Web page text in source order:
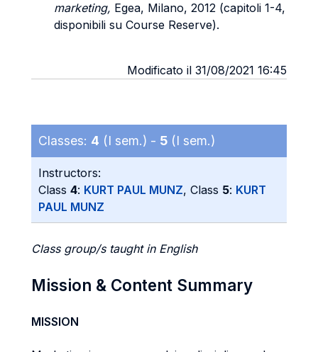
marketing, Egea, Milano, 2012 (capitoli 1-4,
disponibili su Course Reserve).
Modificato il 31/08/2021 16:45
Classes: 4 (I sem.) - 5 (I sem.)
Instructors:
Class 4: KURT PAUL MUNZ, Class 5: KURT
PAUL MUNZ
Class group/s taught in English
Mission & Content Summary
MISSION